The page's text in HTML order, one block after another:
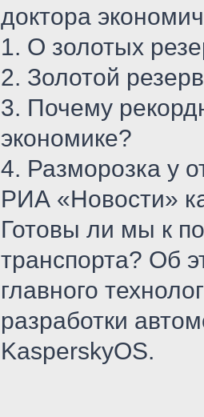
доктора
1. О золотых
2. Золотой
3. Почему
экономике?
4. Разморозка у
РИА «Новости»
Готовы ли мы к
транспорта? Об
главного
разработки
KasperskyOS.